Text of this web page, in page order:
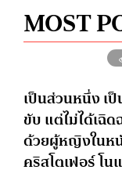
MOST
เป็นส่วนหนึ่ง เ
ขับ แต่ไม่ได้เฉิด
ด้วยผู้หญิงในห
คริสโตเฟอร์ โน